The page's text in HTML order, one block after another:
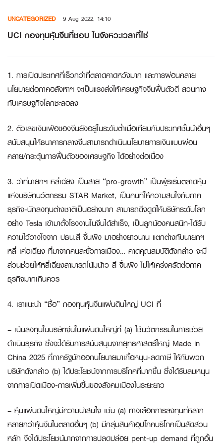
content
UNCATEGORIZED 9 Aug 2022, 14:10
UCI กองทุนหุ้นจีนที่ชอบ ในจังหวะเวลาที่ใช่
1. การเปิดประเทศที่เร็วกว่าที่ตลาดคาดหวังมาก และการผ่อนคลาย
นโยบายต่อภาคอสังหาฯ จะเป็นแรงส่งให้เศรษฐกิจจีนฟื้นตัวดี สวนทาง
กับเศรษฐกิจโลกชะลอลง
2. ตัวเลขเงินเฟ้อของจีนยังอยู่ในระดับต่ำเมื่อเทียบกับประเทศชั้นนำอื่นๆ
สนับสนุนให้ธนาคารกลางจีนสามารถดำเนินนโยบายการเงินแบบผ่อน
คลาย/กระตุ้นการฟื้นตัวของเศรษฐกิจ ได้อย่างต่อเนื่อง
3. ว่าที่นายกฯ หลี่เฉียง เป็นสาย “pro-growth” เป็นผู้ริเริ่มตลาดหุ้น
แห่งบริษัทนวัตกรรม STAR Market, เป็นคนที่ให้ความสนใจกับภาค
ธุรกิจ-นักลงทุนต่างชาติเป็นอย่างมาก สามารถดึงดูดให้บริษัทระดับโลก
อย่าง Tesla เข้ามาตั้งโรงงานในจีนได้สำเร็จ, เป็นลูกน้องคนสนิท-ได้รับ
ความไว้วางใจจาก ปธน.สี จิ้นผิง มาอย่างยาวนาน แตกต่างกับนายกฯ
หลี่ เค่อเฉียง ที่มาจากคนละขั้วการเมือง… คาดคุณสมบัติดังกล่าว จะมี
ส่วนช่วยให้หลี่เฉียงสามารถโน้มน้าว สี จิ้นผิง ไม่ให้เคร่งครัดต่อภาค
ธุรกิจมากเกินควร
4. เราแนะนำ “ซื้อ” กองทุนหุ้นจีนแผ่นดินใหญ่ UCI ที่
– เน้นลงทุนในบริษัทจีนในแผ่นดินใหญ่ที่ (a) ใช้นวัตกรรมในการช่วย
ดำเนินธุรกิจ ซึ่งจะได้รับการสนับสนุนจากยุทธศาสตร์ใหญ่ Made in
China 2025 ที่ภาครัฐมักออกนโยบายมาเกื้อหนุน-ลดภาษี ให้กับพวก
บริษัทดังกล่าว (b) ได้ประโยชน์จากการบริโภคที่มากขึ้น ซึ่งได้รับลมหนุน
จากการเปิดเมือง-การเพิ่มขึ้นของสังคมเมืองในระยะยาว
– หุ้นแผ่นดินใหญ่มีความน่าสนใจ เช่น (a) ทางเลือกการลงทุนที่หลาก
หลายกว่าหุ้นจีนในตลาดอื่นๆ (b) มีกลุ่มสินค้าอุปโภคบริโภคเป็นสัดส่วน
หลัก จึงได้ประโยชน์มากจากการปลดปล่อย pent-up demand ที่ถูกอั้น